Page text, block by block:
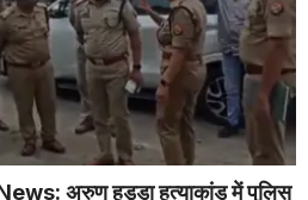
अरुण हुड्डा हत्याकांड में पुलिस